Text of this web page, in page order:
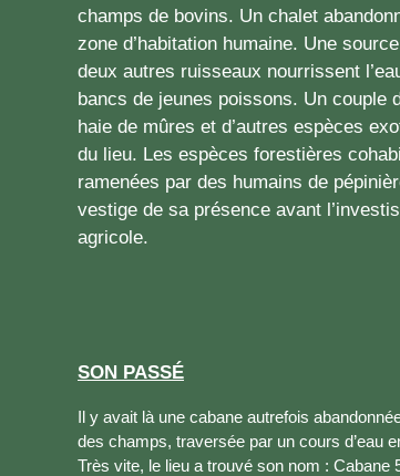
champs de bovins. Un chalet
zone d’habitation humaine. Une
deux autres ruisseaux nourrissent
bancs de jeunes poissons. Un couple
haie de mûres et d’autres espèces
du lieu. Les espèces forestières
ramenées par des humains de
vestige de sa présence avant
agricole.
SON PASSÉ
Il y avait là une cabane autrefois
des champs, traversée par un cours d’eau
Très vite, le lieu a trouvé son nom :